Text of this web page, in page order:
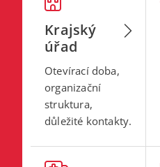
Krajský
úřad
Otevírací doba,
organizační
struktura,
důležité kontakty.